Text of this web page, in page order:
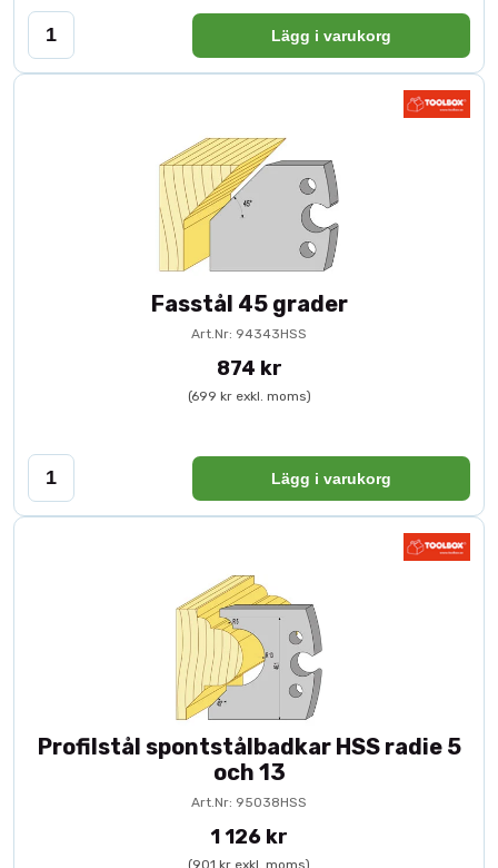
Lägg i varukorg
Fasstål 45 grader
Art.Nr: 94343HSS
874 kr
(699 kr exkl. moms)
Lägg i varukorg
Profilstål spontstålbadkar HSS radie 5
och 13
Art.Nr: 95038HSS
1 126 kr
(901 kr exkl. moms)